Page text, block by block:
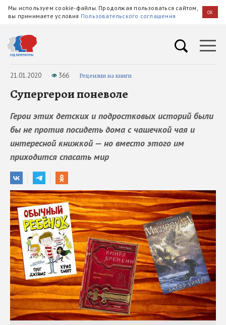
Мы используем cookie-файлы. Продолжая пользоваться сайтом,
вы принимаете условия Пользовательского соглашения OK
21.01.2020 366 Рецензии на книги
Супергерои поневоле
Герои этих детских и подростковых историй были
бы не против посидеть дома с чашечкой чая и
интересной книжкой — но вместо этого им
приходится спасать мир